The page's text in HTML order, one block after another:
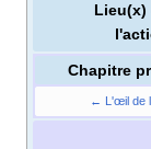
Lieu(x)
Chapitre
← L'œil de